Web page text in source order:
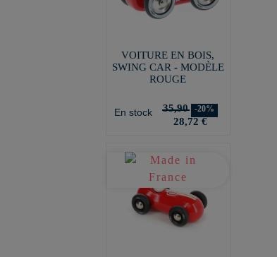
VOITURE EN BOIS,
SWING CAR - MODÈLE
ROUGE
En stock 35,90 -20%
28,72 €